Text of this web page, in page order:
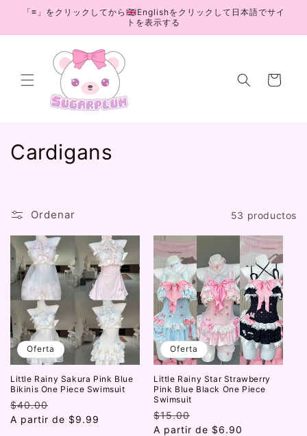
directamente
「≡」をクリックしてから🇬🇧Englishをクリックして日本語でサイ
トを表示する
Carrito
C
l
e
c
c
i
ó
n
:
Cardigans
Ordenar 53 productos
Oferta
Little Rainy Sakura Pink Blue
Bikinis One Piece Swimsuit
Precio
habitual
$40.00
de
A partir de $9.99
Oferta
Little Rainy Star Strawberry
Pink Blue Black One Piece
Swimsuit
Precio
habitual
$15.00
de
A partir de $6.90